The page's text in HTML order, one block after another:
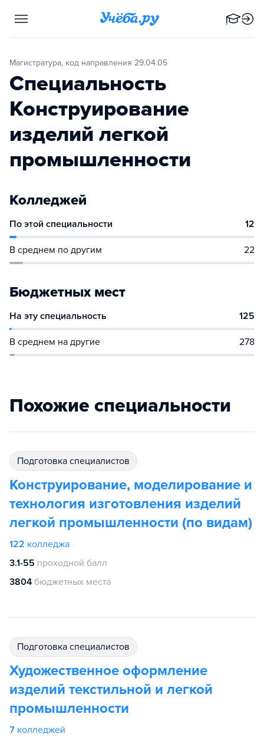
Магистратура, код направления 29.04.05
Специальность
Конструирование
изделий легкой
промышленности
Колледжей
По этой специальности 12
В среднем по другим 22
Бюджетных мест
На эту специальность 125
В среднем на другие 278
Похожие специальности
подготовка специалистов
Конструирование, моделирование и
технология изготовления изделий
легкой промышленности (по видам)
122 колледжа
3.1-55 проходной балл
3804 бюджетных места
подготовка специалистов
Художественное оформление
изделий текстильной и легкой
промышленности
7 колледжей